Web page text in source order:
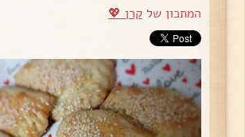
המתכון שלקרן 💖